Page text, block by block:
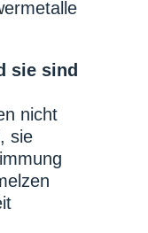
sie sind
nicht
sie